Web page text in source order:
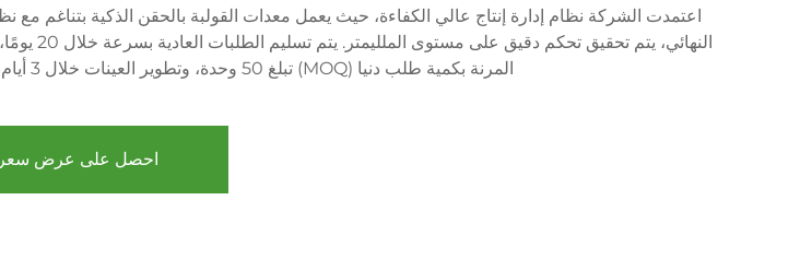
المرنة بكمية طلب دنيا (MOQ) تبلغ 50 وحدة، وتطوير العينات خلال 3 أيام، نلبي بدقة الاحتياجات المتنوعة للعملاء حول العالم.
احصل على عرض سعر